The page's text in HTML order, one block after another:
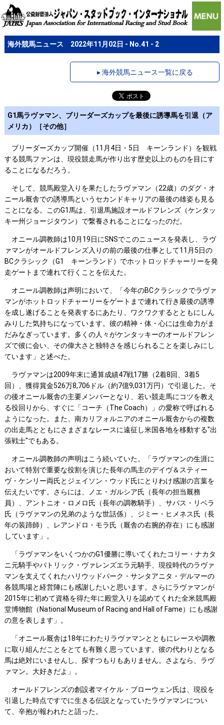
海外競馬ニュース 2022年11月02日 - No.41 - 2
▸ 海外競馬ニュース一覧に戻る
G1馬ラヴァマン、ブリーダーズカップを最後に誘導馬を引退（ア
メリカ）［その他］
ブリーダーズカップ開催（11月4日・5日 キーンランド）を観戦
する競馬ファンは、現役競走馬が作り出す歴史以上のものを目にす
ることになるだろう。
そして、競馬殿堂入りを果たしたラヴァマン（22歳）のダグ・オ
ニール厩舎での誘導馬というセカンドキャリアの最後の雄姿も見る
ことになる。このG1馬は、引退馬施設オールドフレンズ（ケンタッ
キー州ジョージタウン）で繋養されることになったのだ。
オニール調教師は10月19日にSNSでこのニュースを発表し、ラヴ
ァマンがオールドフレンズ入りの前の最後の仕事として11月5日の
BCクラシック（G1 キーンランド）でホットロッドチャーリーを発
走ゲートまで連れて行くことを伝えた。
オニール調教師は声明において、「今年のBCクラシックでラヴァ
マンがホットロッドチャーリーをゲートまで連れて行き最後の誘導
を成し遂げることを発表するにあたり、ワクワクするとともにしん
みりした気持ちになっています。彼の精神・体・心には生命力がま
だみなぎっています。多くの人々がケンタッキーのオールドフレン
ズで彼に会い、その偉大さと独特さを感じられることを楽しみにし
ています」と述べた。
ラヴァマンは2009年末に通算成績47戦17勝（2着8回、3着5
回）、獲得賞金526万8,706ドル（約7億9,031万円）で引退した。そ
の後オニール厩舎の主要メンバーとなり、若い競走馬にコツを教え
る役回りから、すぐに「コーチ（The Coach）」の愛称で呼ばれる
ようになった。また、南カリフォルニアのオニール厩舎からの複数
の出走馬とともにさまざまなレースに遠征し米国各地を移動する"出
張戦士"でもある。
オニール調教師の声明はこう続いていた。「ラヴァマンの生涯に
おいて特別で重要な役割を演じた長年の馬主のデイヴ＆スティー
ヴ・ケンリー両氏とジェイソン・ウッド氏にとりわけ感謝の言葉を
伝えたいです。さらには、ノエ・ガルシア氏（長年の担当厩務
員）、アントニオ・ロメロ氏（長年の調教騎手）、サバス・リベラ
氏（ラヴァマンの兄弟のような世話係）、ジミー・ヒメネス氏（長
年の装蹄師）、レアンドロ・モラ氏（厩舎の右腕的存在）にも感謝
しています」。
「ラヴァマンをいくつかのG1優勝に導いてくれたコリー・ナカタ
ニ元騎手やパトリック・ヴァレンズエラ元騎手、現役時代のラヴァ
マンを支えてくれたハリウッドパーク・サンタアニタ・デルマーの
各競馬場と経営陣にも感謝したいと思います。さらにラヴァマンが
2015年に初めて資格を得た年に殿堂入りを認めてくれた全米競馬殿
堂博物館（National Museum of Racing and Hall of Fame）にも感謝
の意を表します」。
「オニール厩舎は18年にわたりラヴァマンとともにレースや調教
に取り組んだことをとても有難く思っています。彼の代わりとなる
馬は絶対にいませんし、探すつもりもありません。さよなら、ラヴ
ァマン。大好きだよ」。
オールドフレンズの創設者マイケル・ブローウェン氏は、現役を
引退した時点ですでに生きる伝説となっていたラヴァマンについ
て、辛抱が報われたと語った。